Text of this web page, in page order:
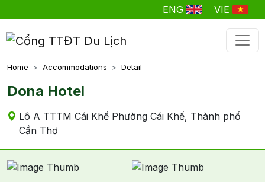
ENG VIE
Home Accommodations Detail
Dona Hotel
Lô A TTTM Cái Khế Phường Cái Khế, Thành phố
Cần Thơ